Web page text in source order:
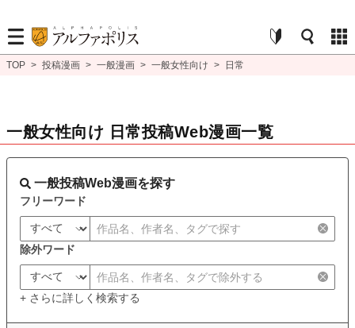
TOP > 投稿漫画 > 一般漫画 > 一般女性向け > 日常
一般女性向け 日常投稿Web漫画一覧
一般投稿Web漫画を探す
フリーワード
除外ワード
+ さらに詳しく検索する